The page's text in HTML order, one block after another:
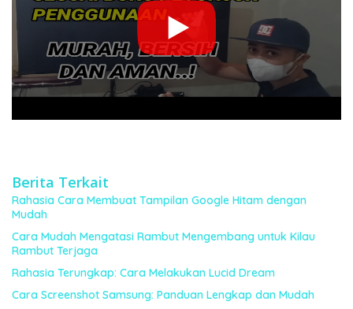
Berita Terkait
Rahasia Cara Membuat Tampilan Google Hitam dengan
Mudah
Cara Mudah Mengatasi Rambut Mengembang untuk Kilau
Rambut Terjaga
Rahasia Terungkap: Cara Melakukan Lucid Dream
Cara Screenshot Samsung: Panduan Lengkap dan Mudah